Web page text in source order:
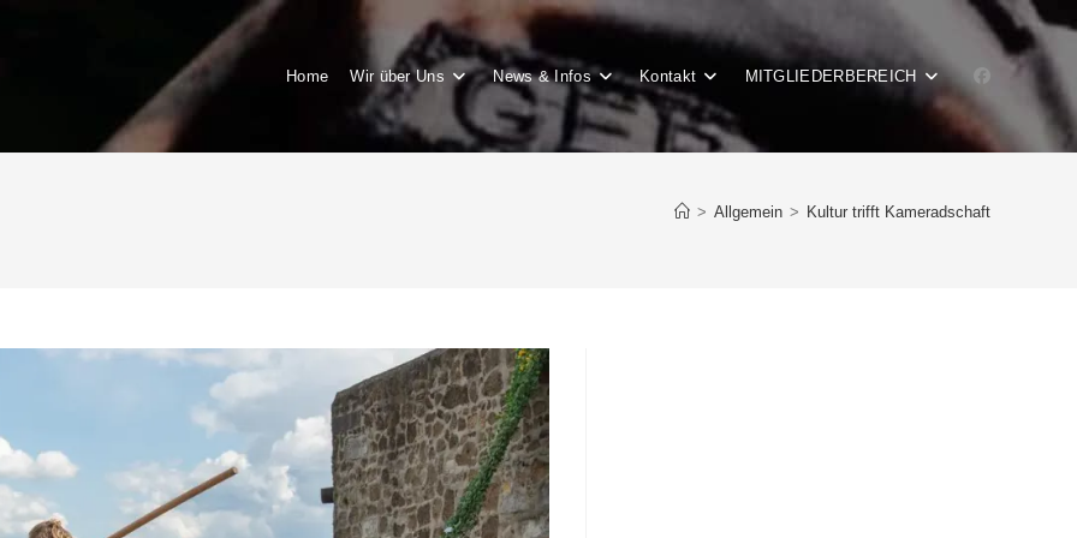
Home Wir über Uns News & Infos Kontakt MITGLIEDERBEREICH
> Allgemein > Kultur trifft Kameradschaft